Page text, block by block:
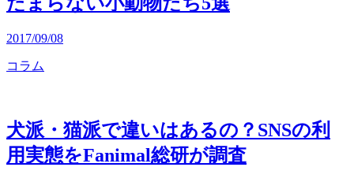
2017/09/08
コラム
犬派・猫派で違いはあるの？SNSの利
用実態をFanimal総研が調査